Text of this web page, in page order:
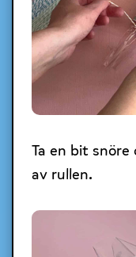
Ta en bit
av rullen.